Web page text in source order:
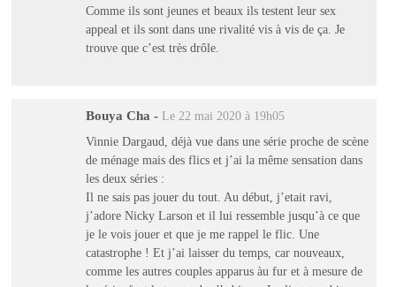
Comme ils sont jeunes et beaux ils testent leur sex
appeal et ils sont dans une rivalité vis à vis de ça. Je
trouve que c’est très drôle.
Bouya Cha - Le 22 mai 2020 à 19h05
Vinnie Dargaud, déjà vue dans une série proche de scène
de ménage mais des flics et j’ai la même sensation dans
les deux séries :
Il ne sais pas jouer du tout. Au début, j’etait ravi,
j’adore Nicky Larson et il lui ressemble jusqu’à ce que
je le vois jouer et que je me rappel le flic. Une
catastrophe ! Et j’ai laisser du temps, car nouveaux,
comme les autres couples apparus àu fur et à mesure de